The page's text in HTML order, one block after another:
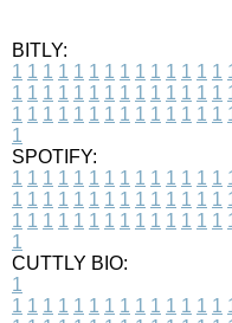
BITLY:
1 1 1 1 1 1 1 1 1 1 1 1 1 1
1 1 1 1 1 1 1 1 1 1 1 1 1 1
1 1 1 1 1 1 1 1 1 1 1 1 1 1
1
SPOTIFY:
1 1 1 1 1 1 1 1 1 1 1 1 1 1
1 1 1 1 1 1 1 1 1 1 1 1 1 1
1 1 1 1 1 1 1 1 1 1 1 1 1 1
1
CUTTLY BIO:
1
1 1 1 1 1 1 1 1 1 1 1 1 1 1